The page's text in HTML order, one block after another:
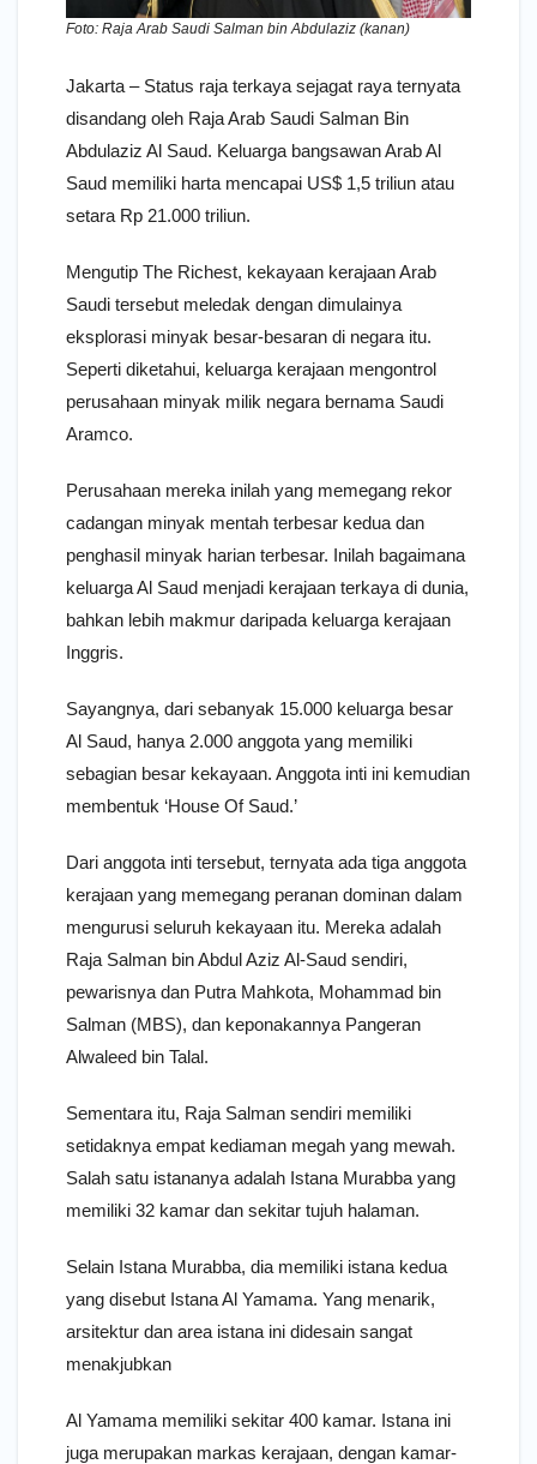
Foto: Raja Arab Saudi Salman bin Abdulaziz (kanan)
Jakarta – Status raja terkaya sejagat raya ternyata
disandang oleh Raja Arab Saudi Salman Bin
Abdulaziz Al Saud. Keluarga bangsawan Arab Al
Saud memiliki harta mencapai US$ 1,5 triliun atau
setara Rp 21.000 triliun.
Mengutip The Richest, kekayaan kerajaan Arab
Saudi tersebut meledak dengan dimulainya
eksplorasi minyak besar-besaran di negara itu.
Seperti diketahui, keluarga kerajaan mengontrol
perusahaan minyak milik negara bernama Saudi
Aramco.
Perusahaan mereka inilah yang memegang rekor
cadangan minyak mentah terbesar kedua dan
penghasil minyak harian terbesar. Inilah bagaimana
keluarga Al Saud menjadi kerajaan terkaya di dunia,
bahkan lebih makmur daripada keluarga kerajaan
Inggris.
Sayangnya, dari sebanyak 15.000 keluarga besar
Al Saud, hanya 2.000 anggota yang memiliki
sebagian besar kekayaan. Anggota inti ini kemudian
membentuk ‘House Of Saud.’
Dari anggota inti tersebut, ternyata ada tiga anggota
kerajaan yang memegang peranan dominan dalam
mengurusi seluruh kekayaan itu. Mereka adalah
Raja Salman bin Abdul Aziz Al-Saud sendiri,
pewarisnya dan Putra Mahkota, Mohammad bin
Salman (MBS), dan keponakannya Pangeran
Alwaleed bin Talal.
Sementara itu, Raja Salman sendiri memiliki
setidaknya empat kediaman megah yang mewah.
Salah satu istananya adalah Istana Murabba yang
memiliki 32 kamar dan sekitar tujuh halaman.
Selain Istana Murabba, dia memiliki istana kedua
yang disebut Istana Al Yamama. Yang menarik,
arsitektur dan area istana ini didesain sangat
menakjubkan
Al Yamama memiliki sekitar 400 kamar. Istana ini
juga merupakan markas kerajaan, dengan kamar-